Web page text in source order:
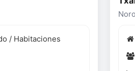
/ Habitaciones